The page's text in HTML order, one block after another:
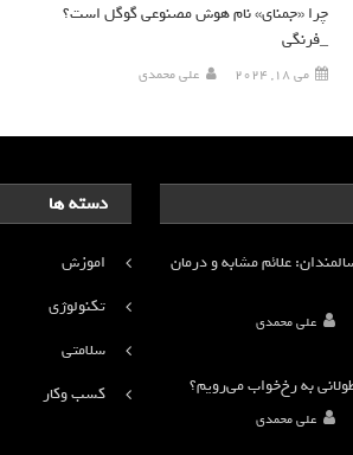
چرا «جمنای» نام هوش مصنوعی گوگل است؟
_فرنگی
می 18, 2024 علی محمدی
دسته ها
اموزش
تکنولوژی
سلامتی
کسب وکار
علائم مشابه و درمان
علی محمدی
به رخ‌خواب می‌رویم؟
علی محمدی